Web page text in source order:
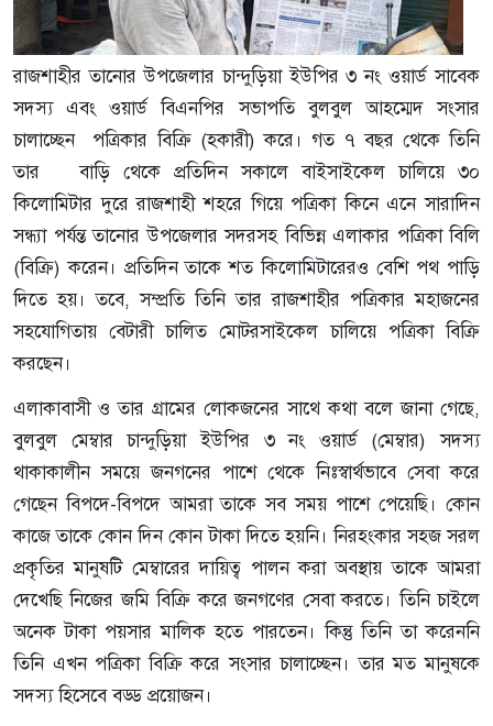
রাজশাহীর তানোর উপজেলার চান্দুড়িয়া ইউপির ৩ নং ওয়ার্ড সাবেক
সদস্য এবং ওয়ার্ড বিএনপির সভাপতি বুলবুল আহম্মেদ সংসার
চালাচ্ছেন পত্রিকার বিক্রি (হকারী) করে। গত ৭ বছর থেকে তিনি
তার বাড়ি থেকে প্রতিদিন সকালে বাইসাইকেল চালিয়ে ৩০
কিলোমিটার দুরে রাজশাহী শহরে গিয়ে পত্রিকা কিনে এনে সারাদিন
সন্ধ্যা পর্যন্ত তানোর উপজেলার সদরসহ বিভিন্ন এলাকার পত্রিকা বিলি
(বিক্রি) করেন। প্রতিদিন তাকে শত কিলোমিটারেরও বেশি পথ পাড়ি
দিতে হয়। তবে, সম্প্রতি তিনি তার রাজশাহীর পত্রিকার মহাজনের
সহযোগিতায় বেটারী চালিত মোটরসাইকেল চালিয়ে পত্রিকা বিক্রি
করছেন।
এলাকাবাসী ও তার গ্রামের লোকজনের সাথে কথা বলে জানা গেছে,
বুলবুল মেম্বার চান্দুড়িয়া ইউপির ৩ নং ওয়ার্ড (মেম্বার) সদস্য
থাকাকালীন সময়ে জনগনের পাশে থেকে নিঃস্বার্থভাবে সেবা করে
গেছেন বিপদে-বিপদে আমরা তাকে সব সময় পাশে পেয়েছি। কোন
কাজে তাকে কোন দিন কোন টাকা দিতে হয়নি। নিরহংকার সহজ সরল
প্রকৃতির মানুষটি মেম্বারের দায়িত্ব পালন করা অবস্থায় তাকে আমরা
দেখেছি নিজের জমি বিক্রি করে জনগণের সেবা করতে। তিনি চাইলে
অনেক টাকা পয়সার মালিক হতে পারতেন। কিন্তু তিনি তা করেননি
তিনি এখন পত্রিকা বিক্রি করে সংসার চালাচ্ছেন। তার মত মানুষকে
সদস্য হিসেবে বড্ড প্রয়োজন।